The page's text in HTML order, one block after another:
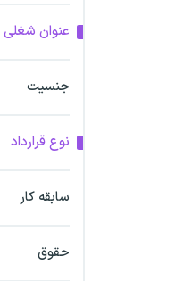
اراک
اردبیل
عنوان شغلی
جنسیت
نوع قرارداد
سابقه کار
حقوق